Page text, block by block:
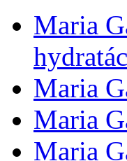
Maria
Maria
Maria
Maria